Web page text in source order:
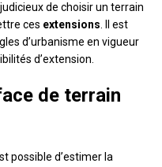
de choisir un terrain
ces extensions . Il est
d’urbanisme en vigueur
d’extension.
de terrain
possible d’estimer la